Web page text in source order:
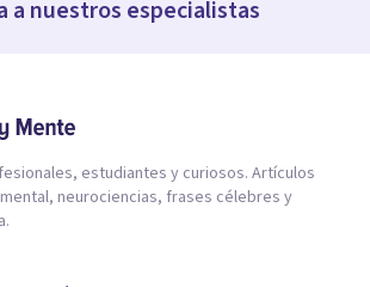
a nuestros especialistas
estudiantes y curiosos. Artículos
neurociencias, frases célebres y